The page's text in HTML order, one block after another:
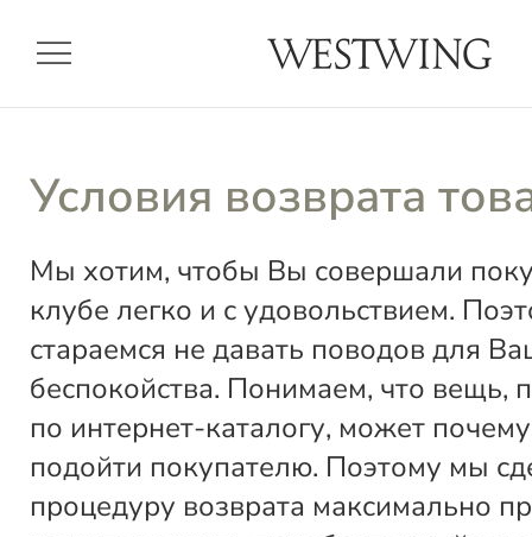
menu
Условия возврата
Мы хотим, чтобы Вы совершали
клубе легко и с удовольствием.
стараемся не давать поводов для
беспокойства. Понимаем, что вещь,
по интернет-каталогу, может
подойти покупателю. Поэтому мы
процедуру возврата максимально